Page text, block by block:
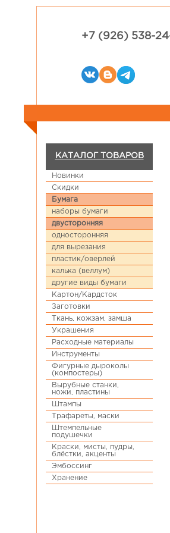
+7 (926) 538-
КАТАЛОГ ТОВАРОВ
Новинки
Скидки
Бумага
наборы бумаги
двусторонняя
односторонняя
для вырезания
пластик/оверлей
калька (веллум)
другие виды бумаги
Картон/Кардсток
Заготовки
Ткань, кожзам, замша
Украшения
Расходные материалы
Инструменты
Фигурные дыроколы
(компостеры)
Вырубные станки,
ножи, пластины
Штампы
Трафареты, маски
Штемпельные
подушечки
Краски, мисты, пудры,
блёстки, акценты
Эмбоссинг
Хранение